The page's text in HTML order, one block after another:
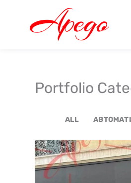
Portfolio
ALL